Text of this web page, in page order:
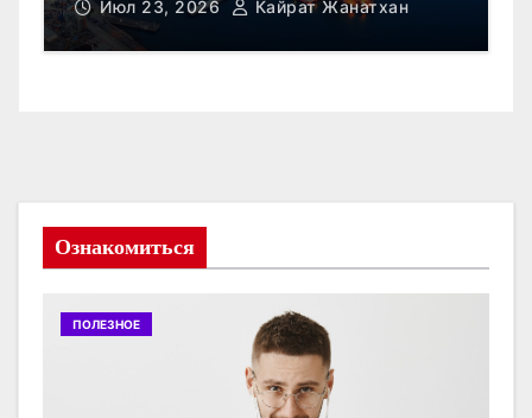
Июл 21, 2026 Зура Терлоева
Ознакомиться
ПОЛЕЗНОЕ